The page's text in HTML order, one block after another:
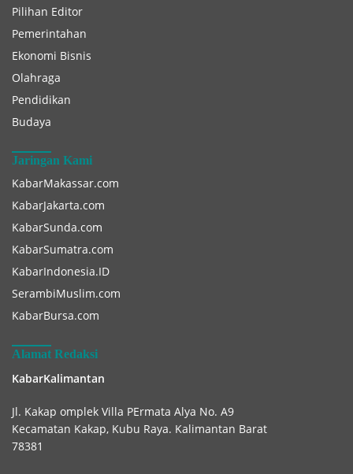
Pilihan Editor
Pemerintahan
Ekonomi Bisnis
Olahraga
Pendidikan
Budaya
Jaringan Kami
KabarMakassar.com
KabarJakarta.com
KabarSunda.com
KabarSumatra.com
KabarIndonesia.ID
SerambiMuslim.com
KabarBursa.com
Alamat Redaksi
KabarKalimantan
Jl. Kakap omplek Villa PErmata Alya No. A9
Kecamatan Kakap, Kubu Raya. Kalimantan Barat
78381